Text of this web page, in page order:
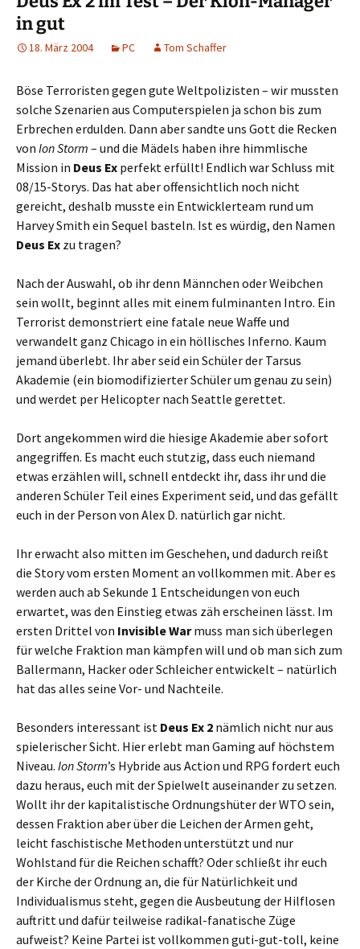
in gut
18. März 2004 PC Tom Schaffer
Böse Terroristen gegen gute Weltpolizisten – wir mussten
solche Szenarien aus Computerspielen ja schon bis zum
Erbrechen erdulden. Dann aber sandte uns Gott die Recken
von Ion Storm – und die Mädels haben ihre himmlische
Mission in Deus Ex perfekt erfüllt! Endlich war Schluss mit
08/15-Storys. Das hat aber offensichtlich noch nicht
gereicht, deshalb musste ein Entwicklerteam rund um
Harvey Smith ein Sequel basteln. Ist es würdig, den Namen
Deus Ex zu tragen?
Nach der Auswahl, ob ihr denn Männchen oder Weibchen
sein wollt, beginnt alles mit einem fulminanten Intro. Ein
Terrorist demonstriert eine fatale neue Waffe und
verwandelt ganz Chicago in ein höllisches Inferno. Kaum
jemand überlebt. Ihr aber seid ein Schüler der Tarsus
Akademie (ein biomodifizierter Schüler um genau zu sein)
und werdet per Helicopter nach Seattle gerettet.
Dort angekommen wird die hiesige Akademie aber sofort
angegriffen. Es macht euch stutzig, dass euch niemand
etwas erzählen will, schnell entdeckt ihr, dass ihr und die
anderen Schüler Teil eines Experiment seid, und das gefällt
euch in der Person von Alex D. natürlich gar nicht.
Ihr erwacht also mitten im Geschehen, und dadurch reißt
die Story vom ersten Moment an vollkommen mit. Aber es
werden auch ab Sekunde 1 Entscheidungen von euch
erwartet, was den Einstieg etwas zäh erscheinen lässt. Im
ersten Drittel von Invisible Warmuss man sich überlegen
für welche Fraktion man kämpfen will und ob man sich zum
Ballermann, Hacker oder Schleicher entwickelt – natürlich
hat das alles seine Vor- und Nachteile.
Besonders interessant ist Deus Ex 2 nämlich nicht nur aus
spielerischer Sicht. Hier erlebt man Gaming auf höchstem
Niveau. Ion Storm’s Hybride aus Action und RPG fordert euch
dazu heraus, euch mit der Spielwelt auseinander zu setzen.
Wollt ihr der kapitalistische Ordnungshüter der WTO sein,
dessen Fraktion aber über die Leichen der Armen geht,
leicht faschistische Methoden unterstützt und nur
Wohlstand für die Reichen schafft? Oder schließt ihr euch
der Kirche der Ordnung an, die für Natürlichkeit und
Individualismus steht, gegen die Ausbeutung der Hilflosen
auftritt und dafür teilweise radikal-fanatische Züge
aufweist? Keine Partei ist vollkommen guti-gut-toll, keine